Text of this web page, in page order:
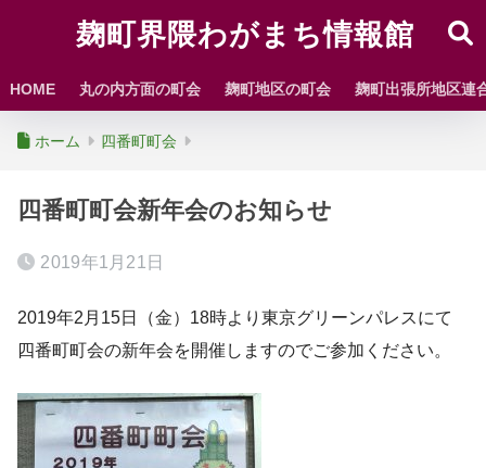
麹町界隈わがまち情報館
HOME 丸の内方面の町会 麹町地区の町会 麹町出張所地区連
ホーム 四番町町会
四番町町会新年会のお知らせ
2019年1月21日
2019年2月15日（金）18時より東京グリーンパレスにて
四番町町会の新年会を開催しますのでご参加ください。